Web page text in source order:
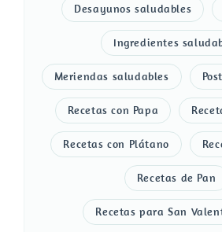
Desayunos saludables
Ingredientes
Meriendas saludables
Recetas con Papa
Recetas con Plátano
Recetas de Pan
Recetas para San